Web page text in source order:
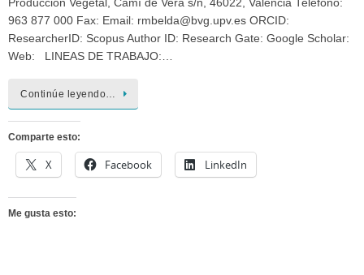
Producción Vegetal, Camí de Vera s/n, 46022, Valencia Teléfono:
963 877 000 Fax: Email: rmbelda@bvg.upv.es ORCID:
ResearcherID: Scopus Author ID: Research Gate: Google Scholar:
Web: LINEAS DE TRABAJO:…
Continúe leyendo…
Comparte esto:
X Facebook LinkedIn
Me gusta esto: